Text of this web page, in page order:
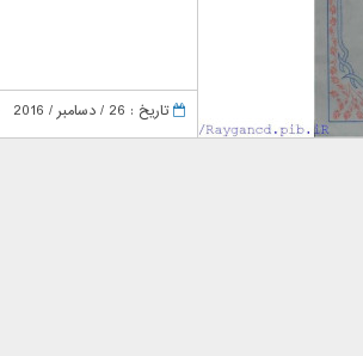
تاریخ : 26 / دسامبر / 2016